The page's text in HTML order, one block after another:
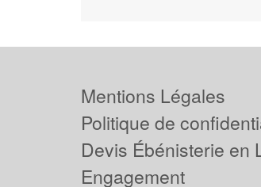
Mentions Légales
Politique de
Devis Ébénisterie en
Engagement